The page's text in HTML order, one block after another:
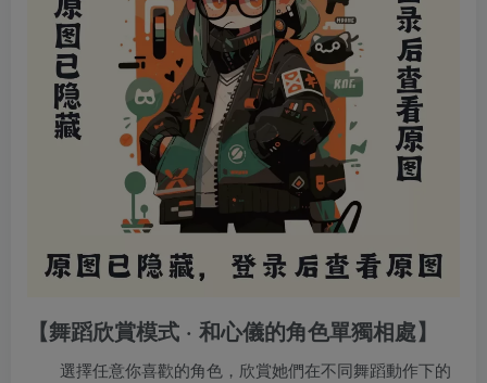
【舞蹈欣賞模式 · 和心儀的角色單獨相處】
選擇任意你喜歡的角色，欣賞她們在不同舞蹈動作下的